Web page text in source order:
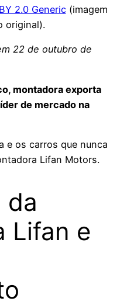
2.0 Generic(imagem
original).
22 de outubro de
montadora exporta
de mercado na
e os carros que nunca
Lifan Motors.
da
Lifan e